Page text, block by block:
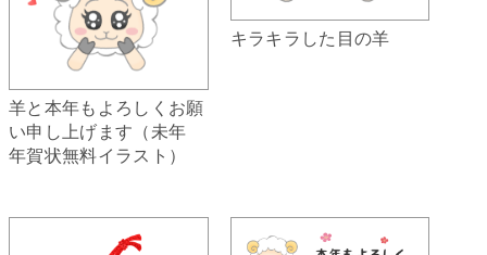
羊と本年もよろしくお願
い申し上げます（未年
年賀状無料イラスト）
キラキラした目の羊